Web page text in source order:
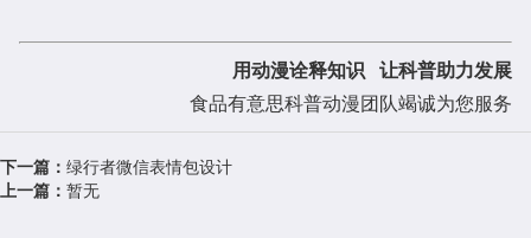
用动漫诠释知识 让科普助力发展
食品有意思科普动漫团队竭诚为您服务
下一篇： 绿行者微信表情包设计
上一篇： 暂无